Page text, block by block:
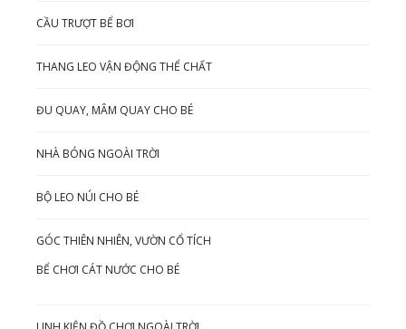
CẦU TRƯỢT BỂ BƠI
THANG LEO VẬN ĐỘNG THỂ CHẤT
ĐU QUAY, MÂM QUAY CHO BÉ
NHÀ BÓNG NGOÀI TRỜI
BỘ LEO NÚI CHO BÉ
GÓC THIÊN NHIÊN, VƯỜN CỔ TÍCH
BỂ CHƠI CÁT NƯỚC CHO BÉ